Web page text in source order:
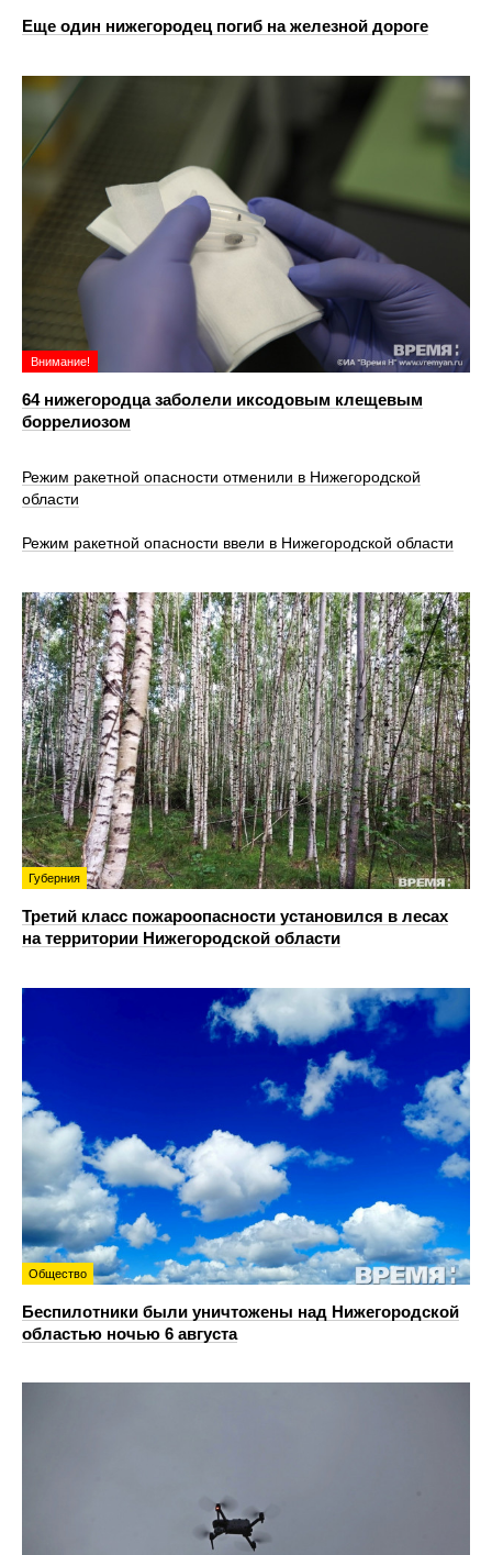
Еще один нижегородец погиб на железной дороге
Внимание!
64 нижегородца заболели иксодовым клещевым
боррелиозом
Режим ракетной опасности отменили в Нижегородской
области
Режим ракетной опасности ввели в Нижегородской области
Губерния
Третий класс пожароопасности установился в лесах
на территории Нижегородской области
Общество
Беспилотники были уничтожены над Нижегородской
областью ночью 6 августа